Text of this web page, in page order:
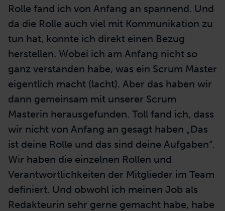
Rolle fand ich von Anfang an spannend. Und
da die Rolle auch viel mit Kommunikation zu
tun hat, konnte ich direkt einen Bezug
herstellen. Wobei ich am Anfang nicht so
ganz verstanden habe, was ein Scrum Master
eigentlich macht (lacht). Aber das haben wir
dann gemeinsam mit unserer Scrum
Masterin herausgefunden. Toll fand ich, dass
wir nicht von Anfang an gesagt haben „Das
ist deine Rolle und das sind deine Aufgaben“.
Wir haben die einzelnen Rollen und
Verantwortlichkeiten der Mitglieder im Team
definiert. Und obwohl ich meinen Job als
Redakteurin sehr gerne gemacht habe, habe